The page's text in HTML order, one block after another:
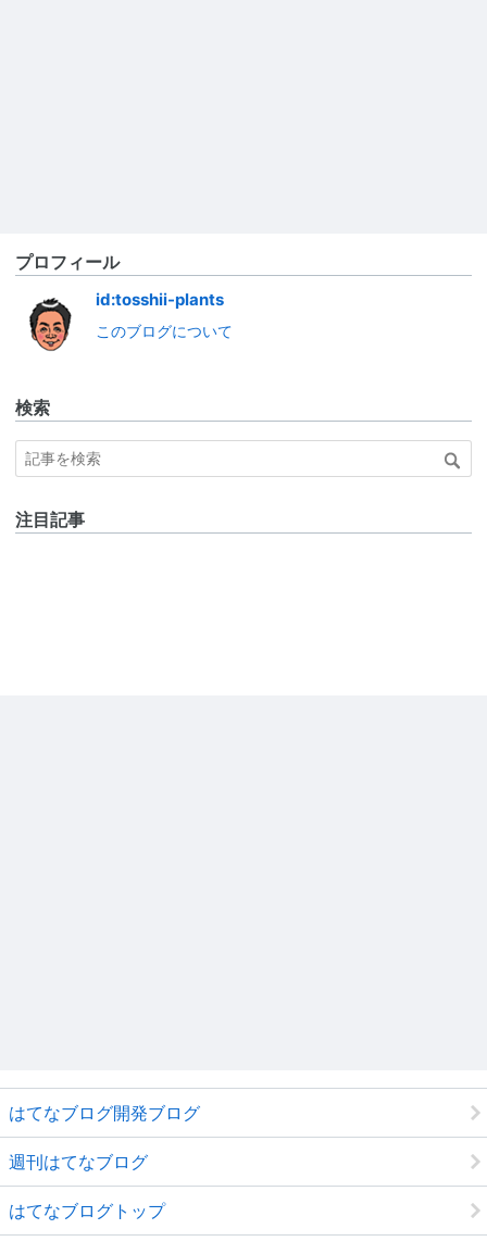
プロフィール
id:tosshii-plants
このブログについて
検索
注目記事
はてなブログ開発ブログ
週刊はてなブログ
はてなブログトップ